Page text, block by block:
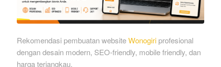
Rekomendasi pembuatan website Wonogiriprofesional
dengan desain modern, SEO-friendly, mobile friendly, dan
harga terjangkau.